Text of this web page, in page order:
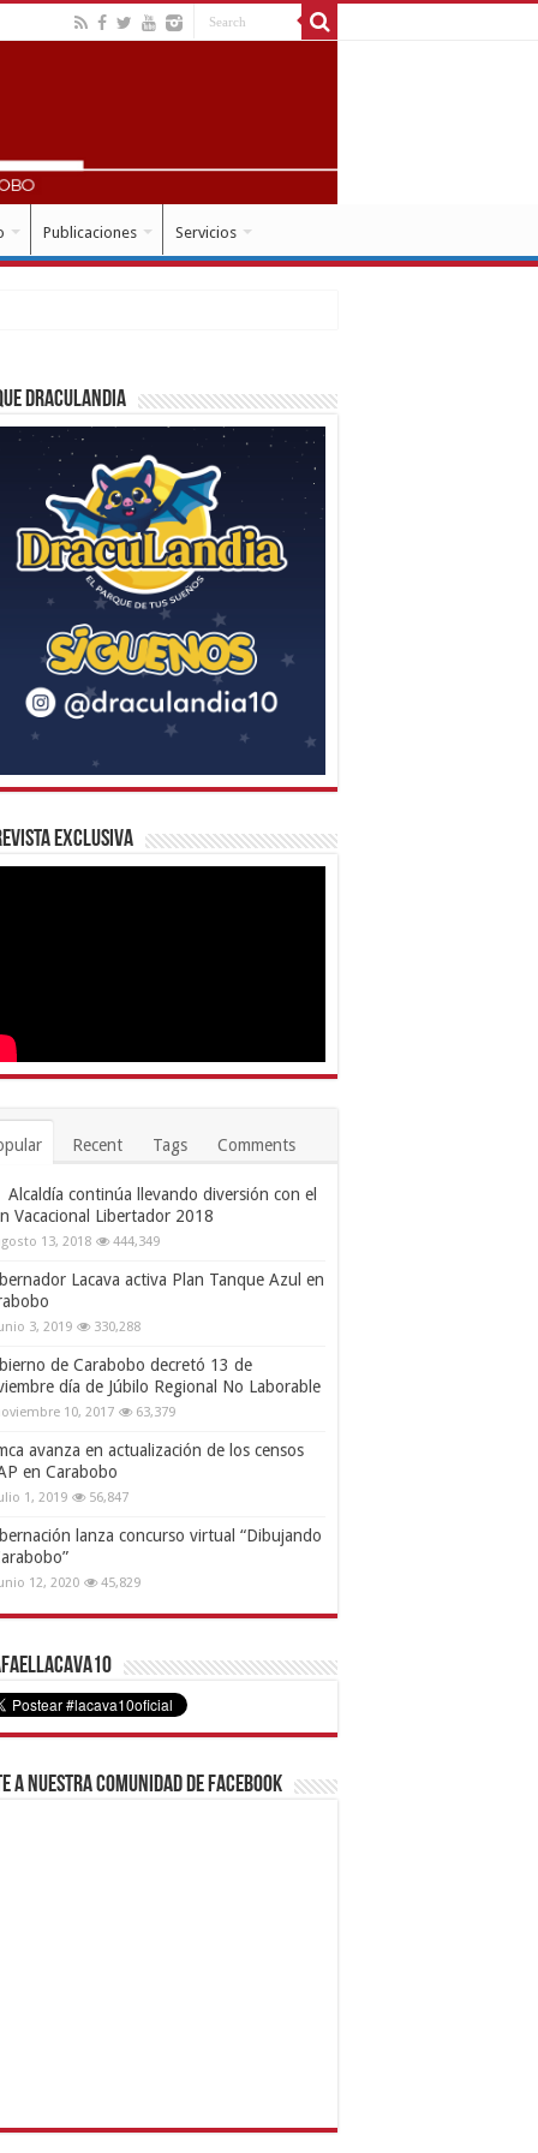
Publicaciones Servicios
Draculandia
Exclusiva
Recent Tags Comments
Alcaldía continúa llevando diversión con el
Vacacional Libertador 2018
13, 2018 444,349
Lacava activa Plan Tanque Azul en
3, 2019 330,288
de Carabobo decretó 13 de
día de Júbilo Regional No Laborable
10, 2017 63,379
avanza en actualización de los censos
en Carabobo
1, 2019 56,847
lanza concurso virtual “Dibujando
12, 2020 45,829
a nuestra comunidad de Facebook